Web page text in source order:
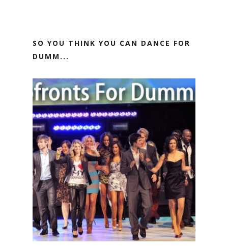
SO YOU THINK YOU CAN DANCE FOR
DUMM...